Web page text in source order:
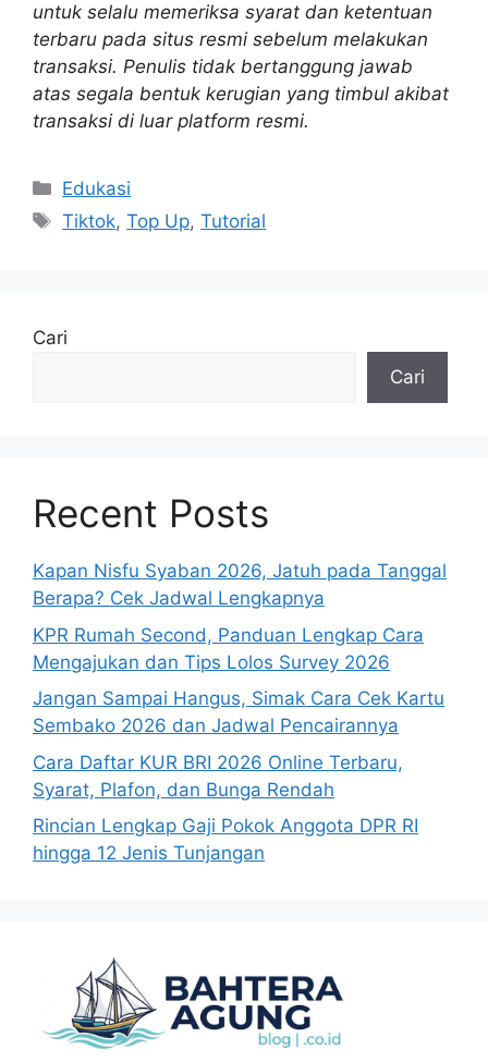
untuk selalu memeriksa syarat dan ketentuan
terbaru pada situs resmi sebelum melakukan
transaksi. Penulis tidak bertanggung jawab
atas segala bentuk kerugian yang timbul akibat
transaksi di luar platform resmi.
Kategori
Edukasi
Tag
Tiktok,Top Up,Tutorial
Cari
Cari
Recent Posts
Kapan Nisfu Syaban 2026, Jatuh pada Tanggal
Berapa? Cek Jadwal Lengkapnya
KPR Rumah Second, Panduan Lengkap Cara
Mengajukan dan Tips Lolos Survey 2026
Jangan Sampai Hangus, Simak Cara Cek Kartu
Sembako 2026 dan Jadwal Pencairannya
Cara Daftar KUR BRI 2026 Online Terbaru,
Syarat, Plafon, dan Bunga Rendah
Rincian Lengkap Gaji Pokok Anggota DPR RI
hingga 12 Jenis Tunjangan